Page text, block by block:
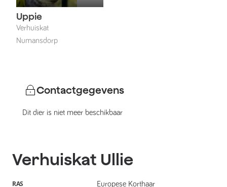
Uppie
Verhuiskat
Numansdorp
Contactgegevens
Dit dier is niet meer beschikbaar
Verhuiskat Ullie
RAS Europese Korthaar